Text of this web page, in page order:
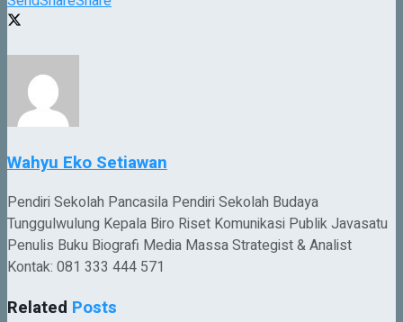
Wahyu Eko Setiawan
Pendiri Sekolah Pancasila Pendiri Sekolah Budaya
Tunggulwulung Kepala Biro Riset Komunikasi Publik Javasatu
Penulis Buku Biografi Media Massa Strategist & Analist
Kontak: 081 333 444 571
Related Posts